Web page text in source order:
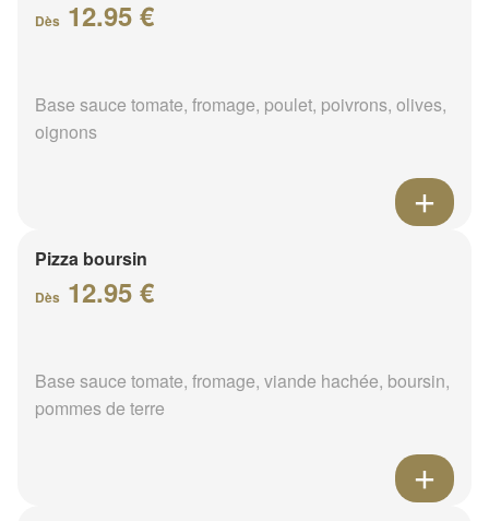
Dès 12.95 €
Base sauce tomate, fromage, poulet, poivrons, olives,
oignons
Pizza boursin
Dès 12.95 €
Base sauce tomate, fromage, viande hachée, boursin,
pommes de terre